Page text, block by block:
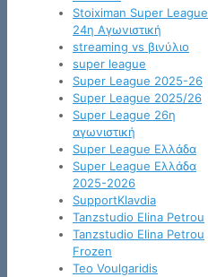
Stoiximan Super League
24η Αγωνιστική
streaming vs βινύλιο
super league
Super League 2025-26
Super League 2025/26
Super League 26η
αγωνιστική
Super League Ελλάδα
Super League Ελλάδα
2025-2026
SupportKlavdia
Tanzstudio Elina Petrou
Tanzstudio Elina Petrou
Frozen
Teo Voulgaridis